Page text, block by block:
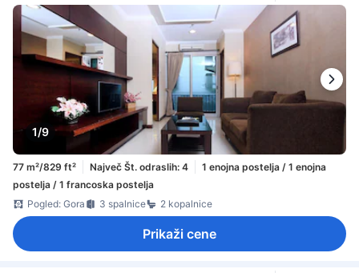
1/9
77 m²/829 ft² Največ Št. odraslih: 4
1 enojna postelja / 1 enojna
postelja / 1 francoska postelja
Pogled: Gora
3 spalnice 2 kopalnice
Prikaži cene